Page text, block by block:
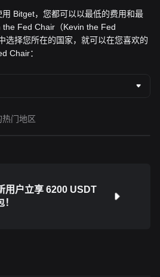
Bitget，您都可以以最低的费用和最
Fed Chair（Kevin the Fed
选择您所在的国家，就可以在您喜欢的
Chair：
门地区
用户立享 6200 USDT